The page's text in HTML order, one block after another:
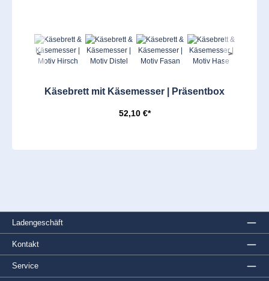
< >
Käsebrett mit Käsemesser | Präsentbox
52,10 €*
Ladengeschäft
Service
Kontakt